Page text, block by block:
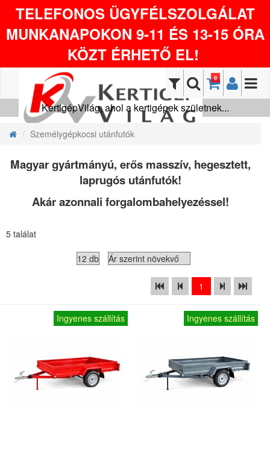
TELEFONOS ÜGYFÉLSZOLGÁLAT
MUNKANAPOKON 9-11 ÉS 13-15 ÓRA
KÖZT ÉRHETŐ EL!
0
KertigépVilág, ahol a kertigépek születnek...
Személygépkocsi utánfutók
Magyar gyártmányú, erős masszív, hegesztett,
laprugós utánfutók!
Akár azonnali forgalombahelyezéssel!
5 találat
1
Ingyenes szállítás Ingyenes szállítás